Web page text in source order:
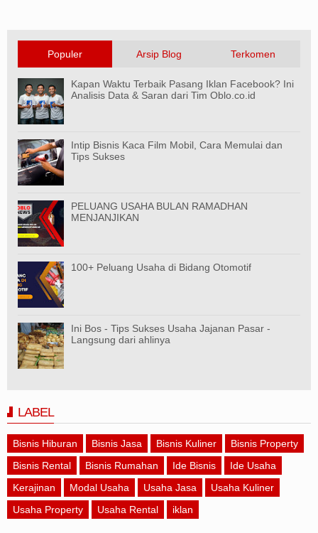
Populer Arsip Blog Terkomen
Kapan Waktu Terbaik Pasang Iklan Facebook? Ini
Analisis Data & Saran dari Tim Oblo.co.id
Intip Bisnis Kaca Film Mobil, Cara Memulai dan
Tips Sukses
PELUANG USAHA BULAN RAMADHAN
MENJANJIKAN
100+ Peluang Usaha di Bidang Otomotif
Ini Bos - Tips Sukses Usaha Jajanan Pasar -
Langsung dari ahlinya
LABEL
Bisnis Hiburan Bisnis Jasa Bisnis Kuliner
Bisnis Property
Bisnis Rental
Bisnis Rumahan Ide Bisnis
Ide Usaha
Kerajinan
Modal Usaha Usaha Jasa
Usaha Kuliner
Usaha Property
Usaha Rental iklan